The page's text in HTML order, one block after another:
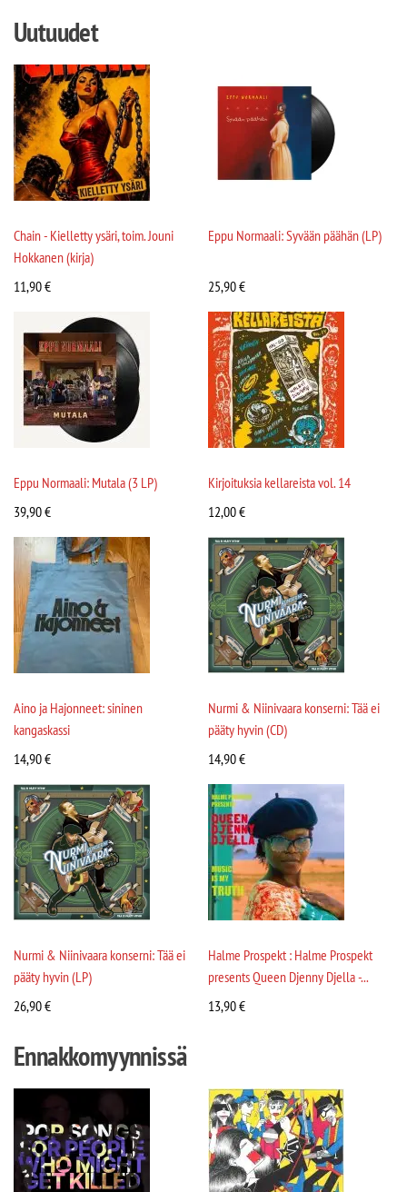
Uutuudet
Chain - Kielletty ysäri, toim. Jouni
Hokkanen (kirja)
11,90€
Eppu Normaali: Syvään päähän (LP)
25,90€
Eppu Normaali: Mutala (3 LP)
39,90€
Kirjoituksia kellareista vol. 14
12,00€
Aino ja Hajonneet: sininen
kangaskassi
14,90€
Nurmi & Niinivaara konserni: Tää ei
pääty hyvin (CD)
14,90€
Nurmi & Niinivaara konserni: Tää ei
pääty hyvin (LP)
26,90€
Halme Prospekt : Halme Prospekt
presents Queen Djenny Djella -...
13,90€
Ennakkomyynnissä